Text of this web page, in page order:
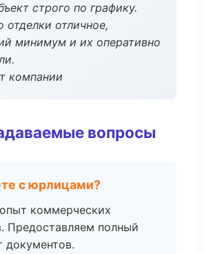
строго по графику.
отделки отличное,
минимум и их оперативно
компании
вопросы
с юрлицами?
коммерческих
Предоставляем полный
документов.